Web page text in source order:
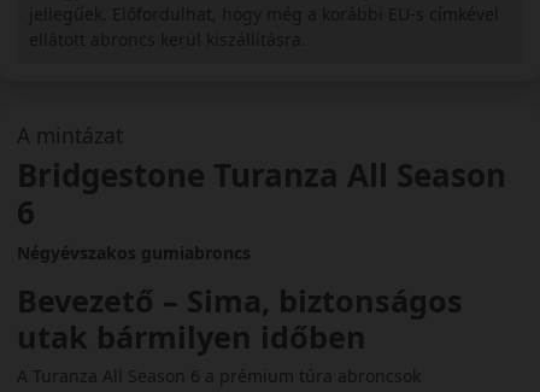
A mintázat
Bridgestone Turanza All Season
6
Négyévszakos gumiabroncs
Bevezető – Sima, biztonságos
utak bármilyen időben
A Turanza All Season 6 a prémium túra abroncsok